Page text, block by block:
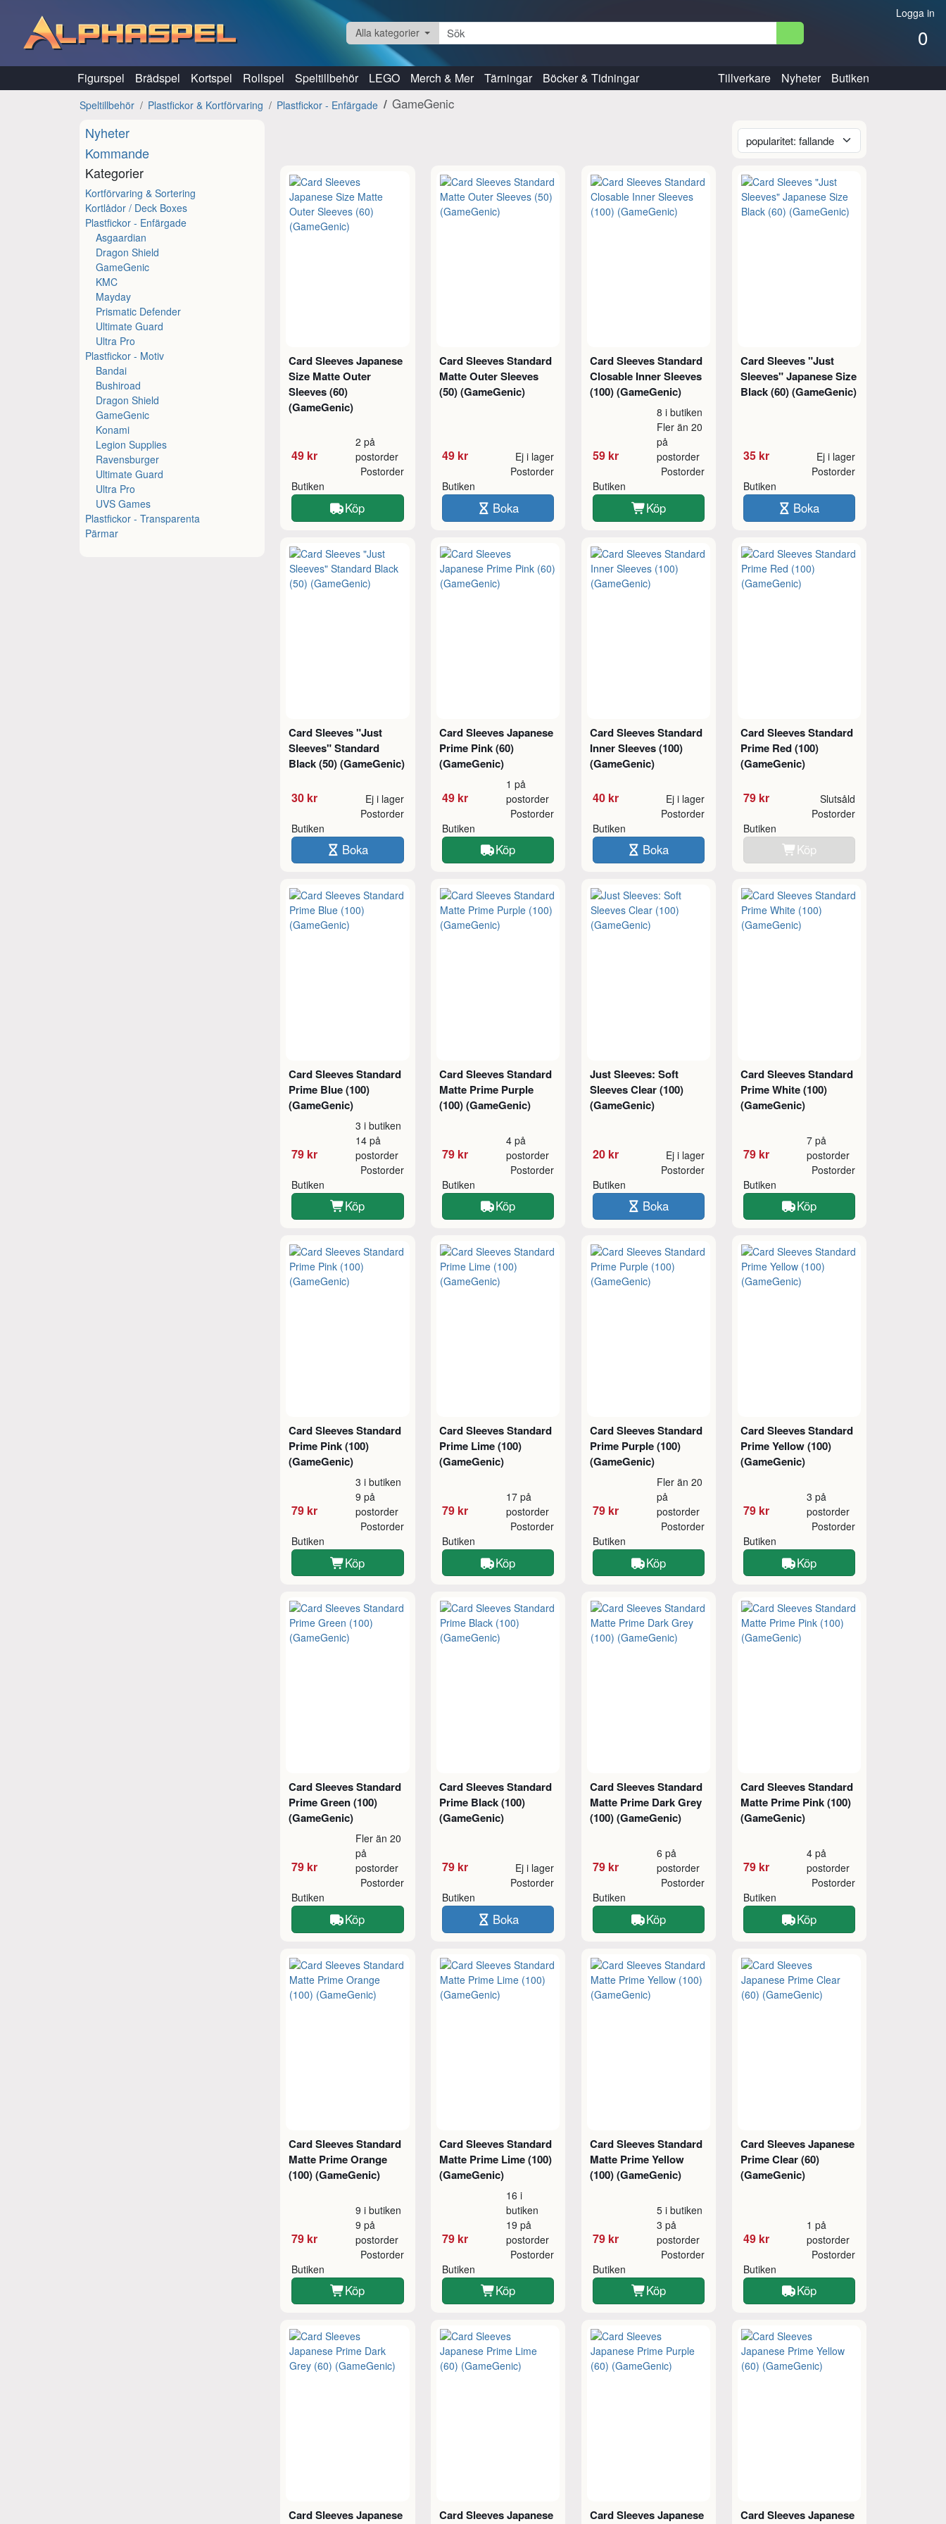
Logga in
0
Alla kategorier
Figurspel Brädspel Kortspel Rollspel Speltillbehör LEGO Merch & Mer Tärningar Böcker & Tidningar Tillverkare Nyheter Butiken
Speltillbehör Plastfickor & Kortförvaring Plastfickor - Enfärgade GameGenic
Nyheter
Kommande
Kategorier
Kortförvaring & Sortering
Kortlådor / Deck Boxes
Plastfickor - Enfärgade
Asgaardian
Dragon Shield
GameGenic
KMC
Mayday
Prismatic Defender
Ultimate Guard
Ultra Pro
Plastfickor - Motiv
Bandai
Bushiroad
Dragon Shield
GameGenic
Konami
Legion Supplies
Ravensburger
Ultimate Guard
Ultra Pro
UVS Games
Plastfickor - Transparenta
Pärmar
Card Sleeves Japanese
Size Matte Outer
Sleeves (60)
(GameGenic)
49 kr
2 på
postorder
Butiken
Postorder
Köp
Card Sleeves Standard
Matte Outer Sleeves
(50) (GameGenic)
49 kr Ej i lager
Butiken
Postorder
Boka
Card Sleeves Standard
Closable Inner Sleeves
(100) (GameGenic)
59 kr
8 i butiken
Fler än 20
på
postorder
Butiken
Postorder
Köp
Card Sleeves "Just
Sleeves" Japanese Size
Black (60) (GameGenic)
35 kr Ej i lager
Butiken
Postorder
Boka
Card Sleeves "Just
Sleeves" Standard
Black (50) (GameGenic)
30 kr Ej i lager
Butiken
Postorder
Boka
Card Sleeves Japanese
Prime Pink (60)
(GameGenic)
49 kr
1 på
postorder
Butiken
Postorder
Köp
Card Sleeves Standard
Inner Sleeves (100)
(GameGenic)
40 kr Ej i lager
Butiken
Postorder
Boka
Card Sleeves Standard
Prime Red (100)
(GameGenic)
79 kr Slutsåld
Butiken
Postorder
Köp
Card Sleeves Standard
Prime Blue (100)
(GameGenic)
79 kr
3 i butiken
14 på
postorder
Butiken
Postorder
Köp
Card Sleeves Standard
Matte Prime Purple
(100) (GameGenic)
79 kr
4 på
postorder
Butiken
Postorder
Köp
Just Sleeves: Soft
Sleeves Clear (100)
(GameGenic)
20 kr Ej i lager
Butiken
Postorder
Boka
Card Sleeves Standard
Prime White (100)
(GameGenic)
79 kr
7 på
postorder
Butiken
Postorder
Köp
Card Sleeves Standard
Prime Pink (100)
(GameGenic)
79 kr
3 i butiken
9 på
postorder
Butiken
Postorder
Köp
Card Sleeves Standard
Prime Lime (100)
(GameGenic)
79 kr
17 på
postorder
Butiken
Postorder
Köp
Card Sleeves Standard
Prime Purple (100)
(GameGenic)
79 kr
Fler än 20
på
postorder
Butiken
Postorder
Köp
Card Sleeves Standard
Prime Yellow (100)
(GameGenic)
79 kr
3 på
postorder
Butiken
Postorder
Köp
Card Sleeves Standard
Prime Green (100)
(GameGenic)
79 kr
Fler än 20
på
postorder
Butiken
Postorder
Köp
Card Sleeves Standard
Prime Black (100)
(GameGenic)
79 kr Ej i lager
Butiken
Postorder
Boka
Card Sleeves Standard
Matte Prime Dark Grey
(100) (GameGenic)
79 kr
6 på
postorder
Butiken
Postorder
Köp
Card Sleeves Standard
Matte Prime Pink (100)
(GameGenic)
79 kr
4 på
postorder
Butiken
Postorder
Köp
Card Sleeves Standard
Matte Prime Orange
(100) (GameGenic)
79 kr
9 i butiken
9 på
postorder
Butiken
Postorder
Köp
Card Sleeves Standard
Matte Prime Lime (100)
(GameGenic)
79 kr
16 i
butiken
19 på
postorder
Butiken
Postorder
Köp
Card Sleeves Standard
Matte Prime Yellow
(100) (GameGenic)
79 kr
5 i butiken
3 på
postorder
Butiken
Postorder
Köp
Card Sleeves Japanese
Prime Clear (60)
(GameGenic)
49 kr
1 på
postorder
Butiken
Postorder
Köp
Card Sleeves Japanese
Card Sleeves Japanese
Card Sleeves Japanese
Card Sleeves Japanese